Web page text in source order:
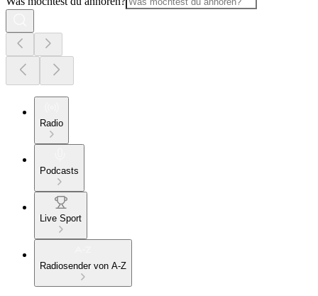
Radio
Podcasts
Live Sport
Radiosender von A-Z